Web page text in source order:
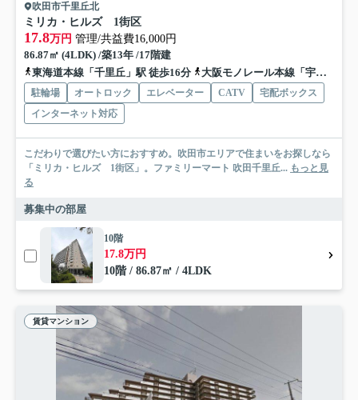
吹田市千里丘北
ミリカ・ヒルズ 1街区
17.8万円 管理/共益費16,000円
86.87㎡ (4LDK) /築13年 /17階建
東海道本線「千里丘」駅 徒歩16分
大阪モノレール本線「宇野辺」駅 徒歩19分
駐輪場 オートロック エレベーター CATV
宅配ボックス
インターネット対応
こだわりで選びたい方におすすめ。吹田市エリアで住まいをお探しなら
「ミリカ・ヒルズ 1街区」。ファミリーマート 吹田千里丘... もっと見
る
募集中の部屋
10階
17.8万円
10階 / 86.87㎡ / 4LDK
賃貸マンション